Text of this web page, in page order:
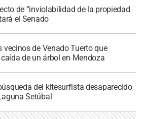
de “inviolabilidad de la propiedad
el Senado
vecinos de Venado Tuerto que
de un árbol en Mendoza
del kitesurfista desaparecido
Setúbal